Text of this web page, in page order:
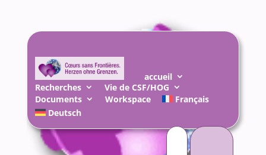
accueil
Recherches
Vie de CSF/HOG
Documents
Workspace
Français
Deutsch
Rechercher :